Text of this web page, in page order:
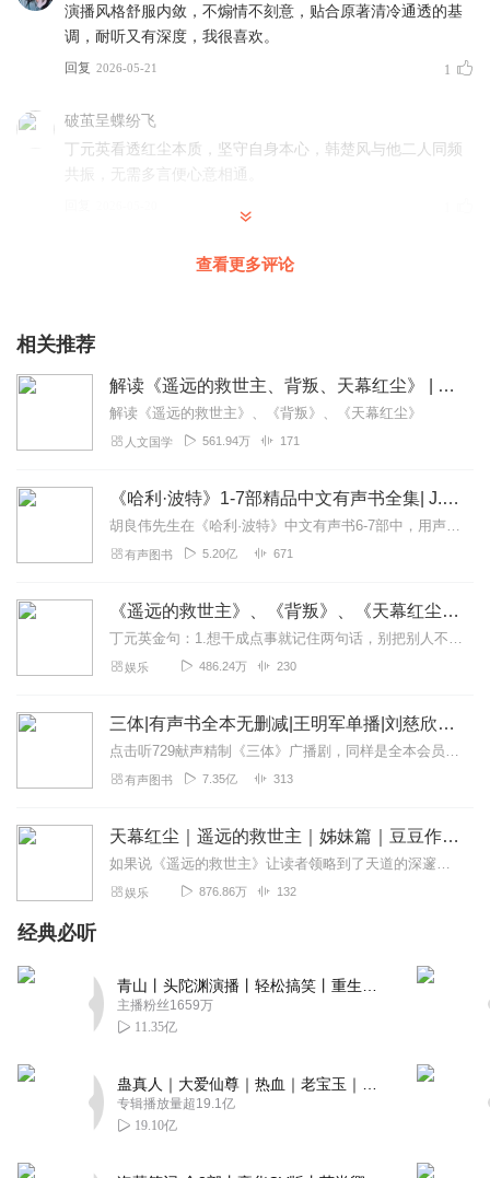
演播风格舒服内敛，不煽情不刻意，贴合原著清冷通透的基
调，耐听又有深度，我很喜欢。
回复 2026-05-21 1
破茧呈蝶纷飞
丁元英看透红尘本质，坚守自身本心，韩楚风与他二人同频
共振，无需多言便心意相通。
中…
颖月如歌
博得很好啊，声音真好听呢
舒笙浅浅
主播的声音很好听，极大还原了故事的发生场景。很喜欢的
2026-01-06 1
稣稣宝贝
世故，藏着大智慧。
2026-05-19 0
丁元英与韩楚风二人的眼界格局高度契合，看透世事心性相
近，无需客套，自有默契相伴。
2026-05-19
仔纾
精神上跪着的人，永远站不起来，唯有打破等、靠、要的执
念，才能完成自我救赎之路。
2026-05-18
只有忆点甜
看透人性不是变得冷漠，而是学会守住边界，知人不评人，
查看更多评论
相关推荐
解读《遥远的救世主、背叛、天幕红尘》 | 天道解读
解读《遥远的救世主》、《背叛》、《天幕红尘》
人文国学 561.94万 171
《哈利·波特》1-7部精品中文有声书全集| J.K.罗琳原著，光合积木演播
胡良伟先生在《哈利·波特》中文有声书6-7部中，用声音带领着大家继续魔法之旅。为保证作品的一致性，给大家带来完整的魔法体验，我们与版权方PottermoreP...
有声图书 5.20亿 671
《遥远的救世主》、《背叛》、《天幕红尘》 豆豆解读版 | 揭示天道的秘密 | 王志文经典
丁元英金句：1.想干成点事就记住两句话，别把别人不当人了，别把自己太当人了。2.任何一种命运，归根结底都是那种文化属性的产物，不以人的意志为转移。3.不管是文化...
娱乐 486.24万 230
三体|有声书全本无删减|王明军单播|刘慈欣原著
点击听729献声精制《三体》广播剧，同样是全本会员免费畅听，快来感受声音大戏的魅力！【购买须知】1、本作品部分集数为免费试听。2、版权归原作者所有，严禁翻录成任...
有声图书 7.35亿 313
天幕红尘｜遥远的救世主｜姊妹篇｜豆豆作品
如果说《遥远的救世主》让读者领略到了天道的深邃和神奇，让我们不禁感慨：人原来可以这样活着。那么《天幕红尘》则是对《遥远的救世主》最好的解读。主人公叶子农如禅谒般...
娱乐 876.86万 132
经典必听
主播粉丝1659万
11.35亿
专辑播放量超19.1亿
19.10亿